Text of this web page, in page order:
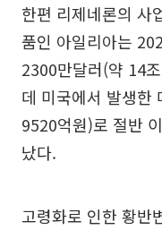
한편 리제네론의 사
품인 아일리아는
2300만달러(약 14
데 미국에서 발생한
9520억원)로 절반
났다.
고령화로 인한 황반